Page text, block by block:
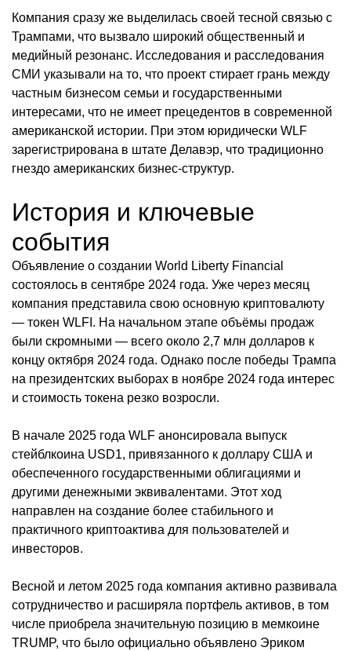
Компания сразу же выделилась своей тесной связью с
Трампами, что вызвало широкий общественный и
медийный резонанс. Исследования и расследования
СМИ указывали на то, что проект стирает грань между
частным бизнесом семьи и государственными
интересами, что не имеет прецедентов в современной
американской истории. При этом юридически WLF
зарегистрирована в штате Делавэр, что традиционно
гнездо американских бизнес-структур.
История и ключевые
события
Объявление о создании World Liberty Financial
состоялось в сентябре 2024 года. Уже через месяц
компания представила свою основную криптовалюту
— токен WLFI. На начальном этапе объёмы продаж
были скромными — всего около 2,7 млн долларов к
концу октября 2024 года. Однако после победы Трампа
на президентских выборах в ноябре 2024 года интерес
и стоимость токена резко возросли.
В начале 2025 года WLF анонсировала выпуск
стейблкоина USD1, привязанного к доллару США и
обеспеченного государственными облигациями и
другими денежными эквивалентами. Этот ход
направлен на создание более стабильного и
практичного криптоактива для пользователей и
инвесторов.
Весной и летом 2025 года компания активно развивала
сотрудничество и расширяла портфель активов, в том
числе приобрела значительную позицию в мемкоине
TRUMP, что было официально объявлено Эриком